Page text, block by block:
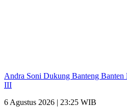
Andra Soni Dukung Banteng
III
6 Agustus 2026 | 23:25 WIB